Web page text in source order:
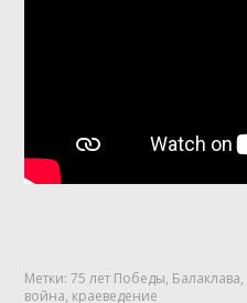
Метки:75 лет Победы, Балаклава,
война, краеведение